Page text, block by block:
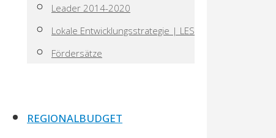
Leader 2014-2020
Lokale Entwicklungsstrategie | LES
Fördersätze
REGIONALBUDGET